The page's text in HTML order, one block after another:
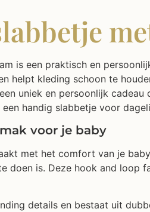
is een praktisch en
helpt kleding schoon te
uniek en persoonlijk
handig slabbetje voor
voor je baby
met het comfort van je
doen is. Deze hook and
details en bestaat uit